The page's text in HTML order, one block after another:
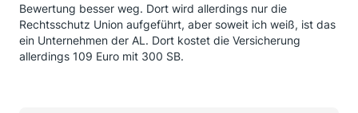
Bewertung besser weg. Dort wird allerdings nur die
Rechtsschutz Union aufgeführt, aber soweit ich weiß, ist das
ein Unternehmen der AL. Dort kostet die Versicherung
allerdings 109 Euro mit 300 SB.